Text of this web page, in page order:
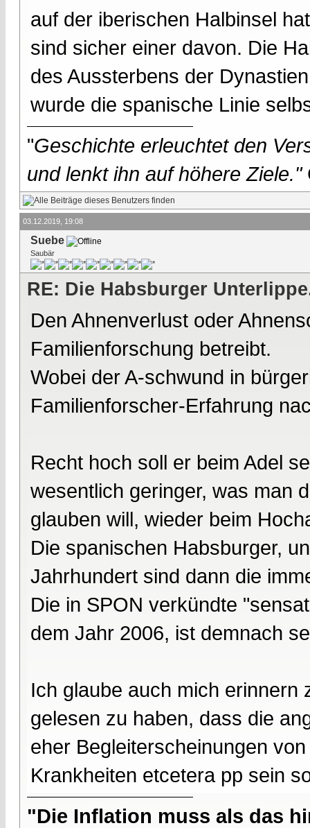
auf der iberischen Halbinsel
sind sicher einer davon. Die
des Aussterbens der
wurde die spanische Linie
"Geschichte erleuchtet den
und lenkt ihn auf höhere Ziele."
03.12.2019, 19:08
Suebe
Saubär
RE: Die Habsburger
Den Ahnenverlust oder
Familienforschung betreibt.
Wobei der A-schwund in
Familienforscher-Erfahrung
Recht hoch soll er beim Adel
wesentlich geringer, was man
glauben will, wieder beim
Die spanischen Habsburger,
Jahrhundert sind dann die
Die in SPON verkündte
dem Jahr 2006, ist demnach
Ich glaube auch mich erinnern
gelesen zu haben, dass die
eher Begleiterscheinungen
Krankheiten etcetera pp sein
"Die Inflation muss als das